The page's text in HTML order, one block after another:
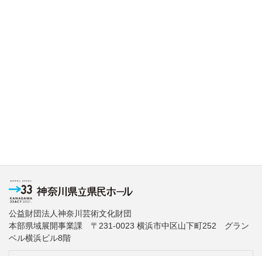
公益財団法人神奈川芸術文化財団
本部県域展開事業課 〒231-0023 横浜市中区山下町252 グラン
ベル横浜ビル8階